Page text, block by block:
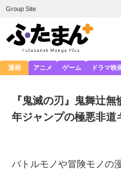
Group Site
漫画 アニメ ゲーム ドラマ映
『鬼滅の刃』鬼舞辻
年ジャンプの極悪非道
バトルモノや冒険モノの